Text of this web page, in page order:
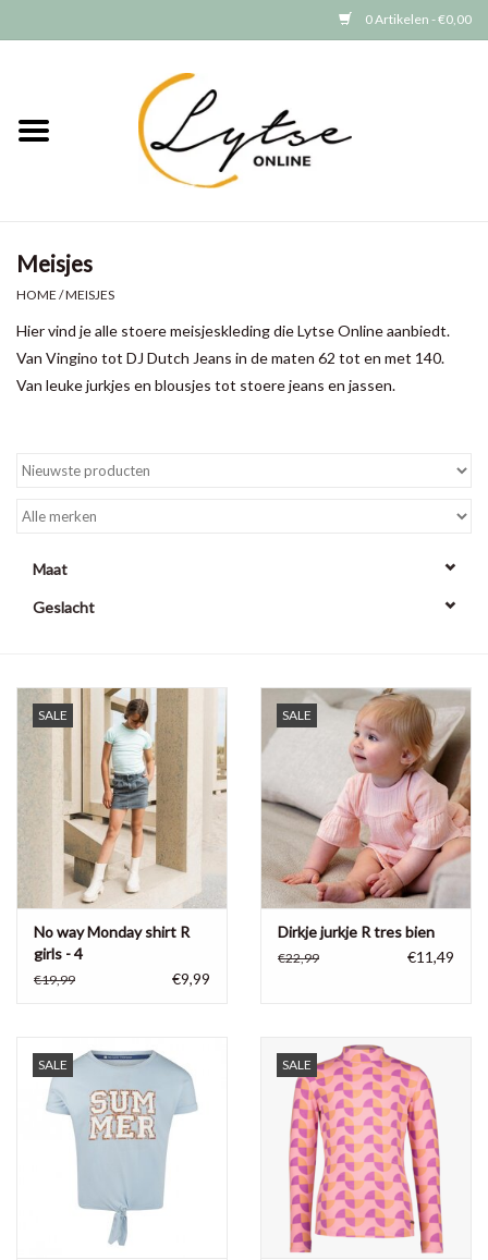
0 Artikelen - €0,00
Meisjes
Merken
Meisjes
HOME /MEISJES
Hier vind je alle stoere meisjeskleding die Lytse Online aanbiedt.
Van Vingino tot DJ Dutch Jeans in de maten 62 tot en met 140.
Van leuke jurkjes en blousjes tot stoere jeans en jassen.
Maat
Geslacht
SALE
No way Monday shirt R
girls - 4
€19,99 €9,99
SALE
Dirkje jurkje R tres bien
€22,99 €11,49
SALE SALE